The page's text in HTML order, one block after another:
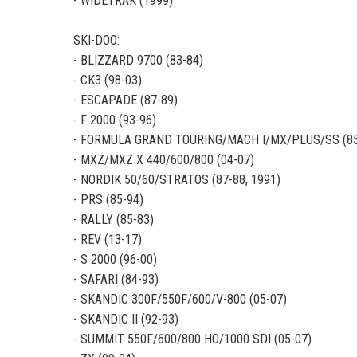
SKI-DOO:
- BLIZZARD 9700 (83-84)
- CK3 (98-03)
- ESCAPADE (87-89)
- F 2000 (93-96)
- FORMULA GRAND TOURING/MACH I/MX/PLUS/SS
- MXZ/MXZ X 440/600/800 (04-07)
- NORDIK 50/60/STRATOS (87-88, 1991)
- PRS (85-94)
- RALLY (85-83)
- REV (13-17)
- S 2000 (96-00)
- SAFARI (84-93)
- SKANDIC 300F/550F/600/V-800 (05-07)
- SKANDIC II (92-93)
- SUMMIT 550F/600/800 HO/1000 SDI (05-07)